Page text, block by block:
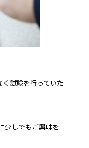
試験を行っていた
少しでもご興味を